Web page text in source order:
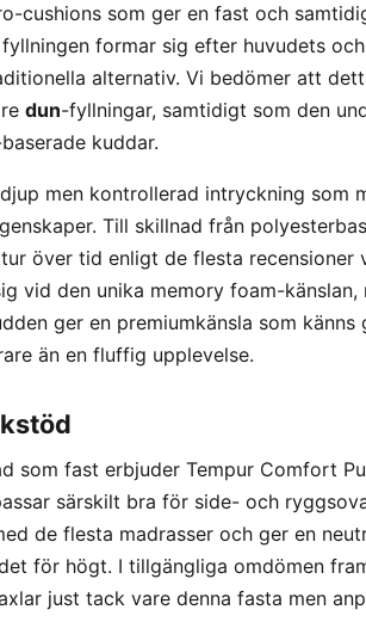
cushions som ger en fast och
formar sig efter huvudets
alternativ. Vi bedömer att
dun-fyllningar, samtidigt som den
kuddar.
men kontrollerad intryckning som
Till skillnad från
över tid enligt de flesta
vid den unika memory foam-
ger en premiumkänsla som
än en fluffig upplevelse.
som fast erbjuder Tempur Comfort
särskilt bra för side- och
de flesta madrasser och ger en
för högt. I tillgängliga omdömen
just tack vare denna fasta men